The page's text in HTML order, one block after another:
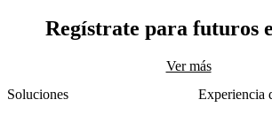
Regístrate para futuros
Ver más
Soluciones
Experiencia